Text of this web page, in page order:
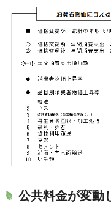
公共料金が変動